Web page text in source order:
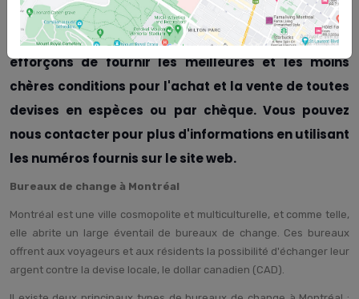
Bureaux de change à Montréal - Nous, au bureau de
change Arcturus Etoile à Montréal, Canada, nous
efforçons de fournir les meilleures et les moins
chères conditions pour l'achat et la vente de toutes
devises en espèces ou par chèque. Vous pouvez
nous contacter pour plus d'informations en utilisant
les numéros fournis sur le site web.
Bureaux de change à Montréal
Montréal est une ville cosmopolite et multiculturelle, et comme telle,
elle abrite un large éventail de bureaux de change. Ces bureaux
offrent aux voyageurs et aux résidents la possibilité d'échanger leur
argent contre la devise locale, le dollar canadien (CAD).